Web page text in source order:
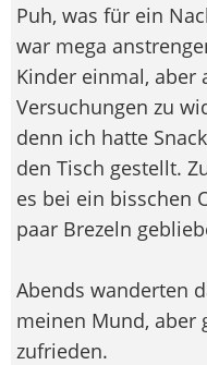
Puh, was für ein
war mega
Kinder einmal, aber
Versuchungen zu
denn ich hatte
den Tisch gestellt.
es bei ein bisschen
paar Brezeln
Abends wanderten
meinen Mund, aber
zufrieden.